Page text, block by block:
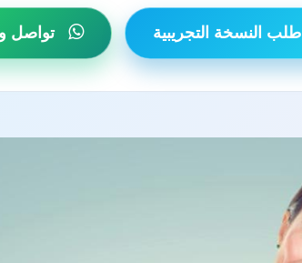
اطلب النسخة التجريبية تواصل